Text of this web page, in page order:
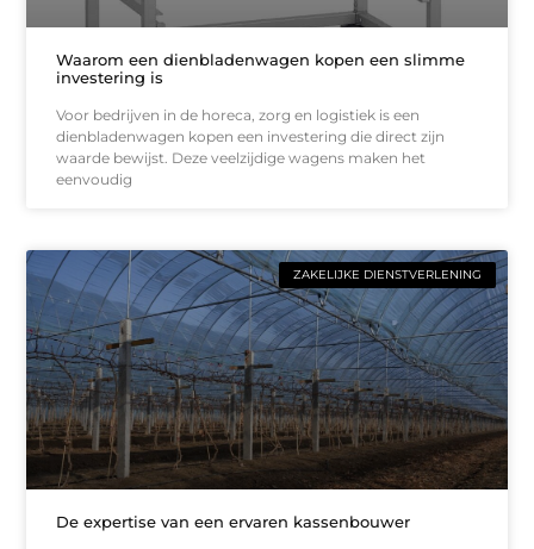
Waarom een dienbladenwagen kopen een slimme
investering is
Voor bedrijven in de horeca, zorg en logistiek is een
dienbladenwagen kopen een investering die direct zijn
waarde bewijst. Deze veelzijdige wagens maken het
eenvoudig
ZAKELIJKE DIENSTVERLENING
De expertise van een ervaren kassenbouwer